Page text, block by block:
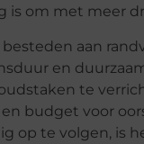
om met meer
aan
en
te
budget voor
op te volgen, is